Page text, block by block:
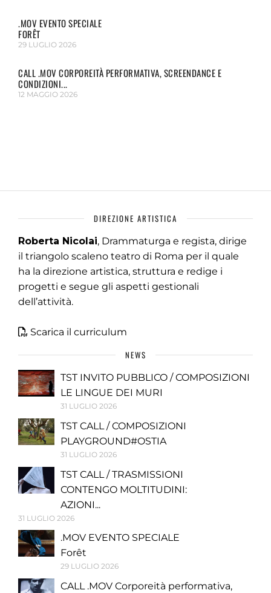
.MOV EVENTO SPECIALE
FORÊT
29 LUGLIO 2026
CALL .MOV CORPOREITÀ PERFORMATIVA, SCREENDANCE E
CONDIZIONI...
12 MAGGIO 2026
DIREZIONE ARTISTICA
Roberta Nicolai, Drammaturga e regista, dirige
il triangolo scaleno teatro di Roma per il quale
ha la direzione artistica, struttura e redige i
progetti e segue gli aspetti gestionali
dell’attività.
Scarica il curriculum
NEWS
TST INVITO PUBBLICO / COMPOSIZIONI
LE LINGUE DEI MURI
31 LUGLIO 2026
TST CALL / COMPOSIZIONI
PLAYGROUND#OSTIA
31 LUGLIO 2026
TST CALL / TRASMISSIONI
CONTENGO MOLTITUDINI:
AZIONI...
31 LUGLIO 2026
.MOV EVENTO SPECIALE
Forêt
29 LUGLIO 2026
CALL .MOV Corporeità performativa,